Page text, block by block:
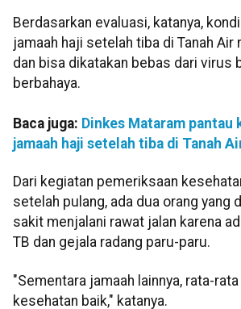
Berdasarkan evaluasi, katanya,
jamaah haji setelah tiba di Tanah Air
dan bisa dikatakan bebas dari virus
berbahaya.
Baca juga: Dinkes Mataram pantau
jamaah haji setelah tiba di Tanah
Dari kegiatan pemeriksaan
setelah pulang, ada dua orang yang
sakit menjalani rawat jalan karena
TB dan gejala radang paru-paru.
"Sementara jamaah lainnya, rata-
kesehatan baik," katanya.